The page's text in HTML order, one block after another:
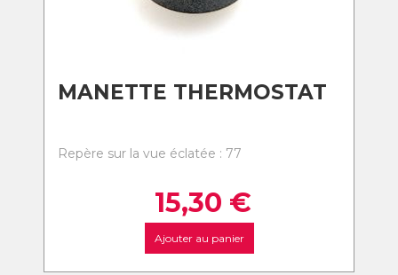
MANETTE THERMOSTAT
Repère sur la vue éclatée : 77
15,30 €
Ajouter au panier